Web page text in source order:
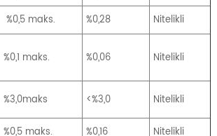
%0,5 maks. %0,28
Nitelikli
%0,1 maks. %0,06 Nitelikli
%3,0maks <%3,0 Nitelikli
%0,5 maks. %0,16
Nitelikli